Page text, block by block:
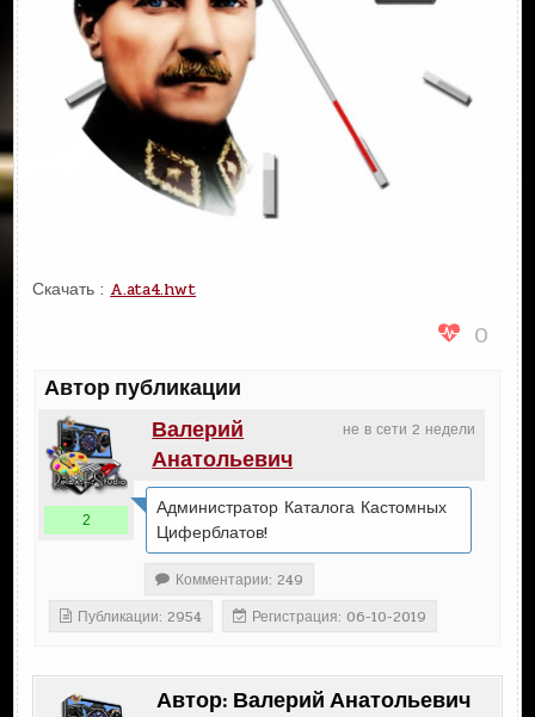
Скачать :A.ata4.hwt
0
Автор публикации
не в сети 2 недели
Валерий
Анатольевич
2
Администратор Каталога Кастомных
Циферблатов!
Комментарии: 249
Публикации: 2954
Регистрация: 06-10-2019
Автор: Валерий Анатольевич